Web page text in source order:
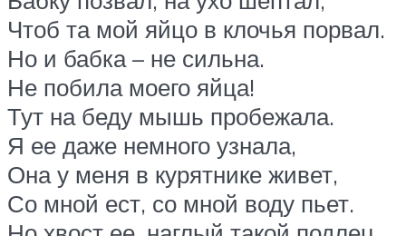
Чтоб та мой яйцо в клочья порвал.
Но и бабка – не сильна.
Не побила моего яйца!
Тут на беду мышь пробежала.
Я ее даже немного узнала,
Она у меня в курятнике живет,
Со мной ест, со мной воду пьет.